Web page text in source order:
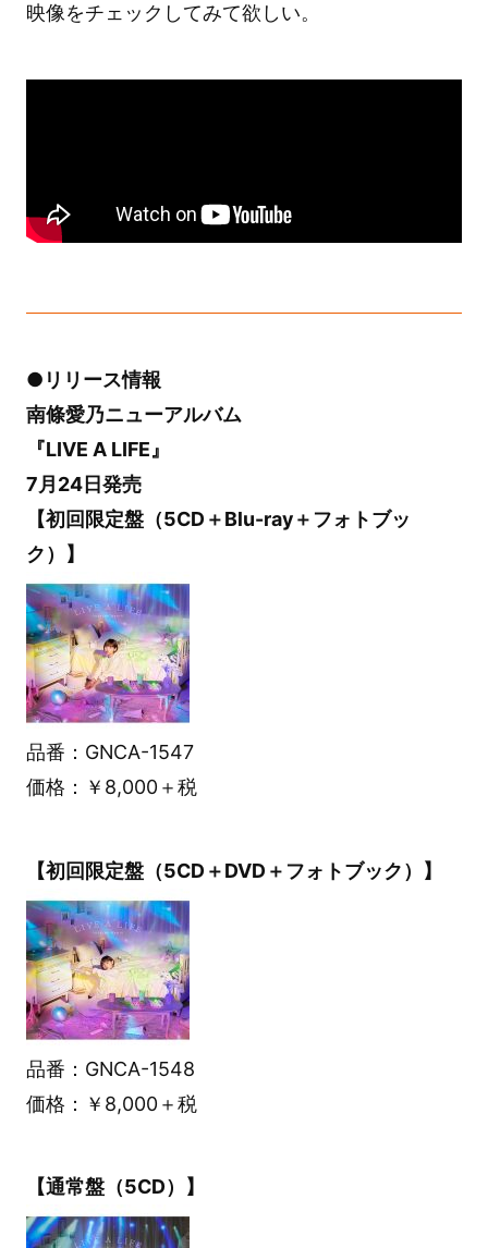
映像をチェックしてみて欲しい。
●リリース情報
南條愛乃ニューアルバム
『LIVE A LIFE』
7月24日発売
【初回限定盤（5CD＋Blu-ray＋フォトブッ
ク）】
品番：GNCA-1547
価格：￥8,000＋税
【初回限定盤（5CD＋DVD＋フォトブック）】
品番：GNCA-1548
価格：￥8,000＋税
【通常盤（5CD）】